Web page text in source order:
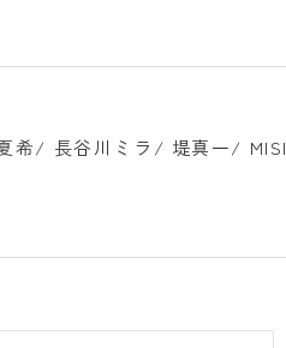
希/ 長谷川ミラ/ 堤真一/ MISI